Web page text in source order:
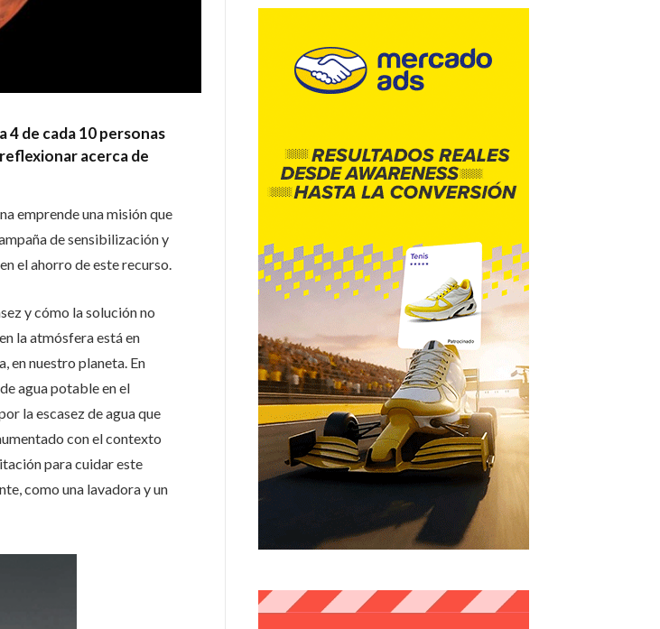
4 de cada 10 personas
acerca de
emprende una misión que
de sensibilización y
el ahorro de este recurso.
y cómo la solución no
la atmósfera está en
en nuestro planeta. En
agua potable en el
la escasez de agua que
con el contexto
para cuidar este
como una lavadora y un